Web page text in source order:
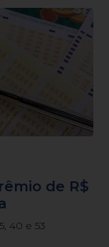
de R$
40 e 53